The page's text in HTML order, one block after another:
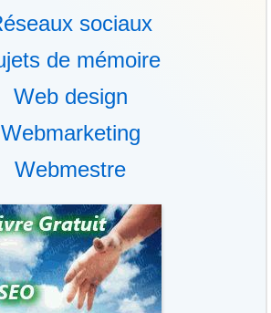
sociaux
de mémoire
Web design
Webmarketing
Webmestre